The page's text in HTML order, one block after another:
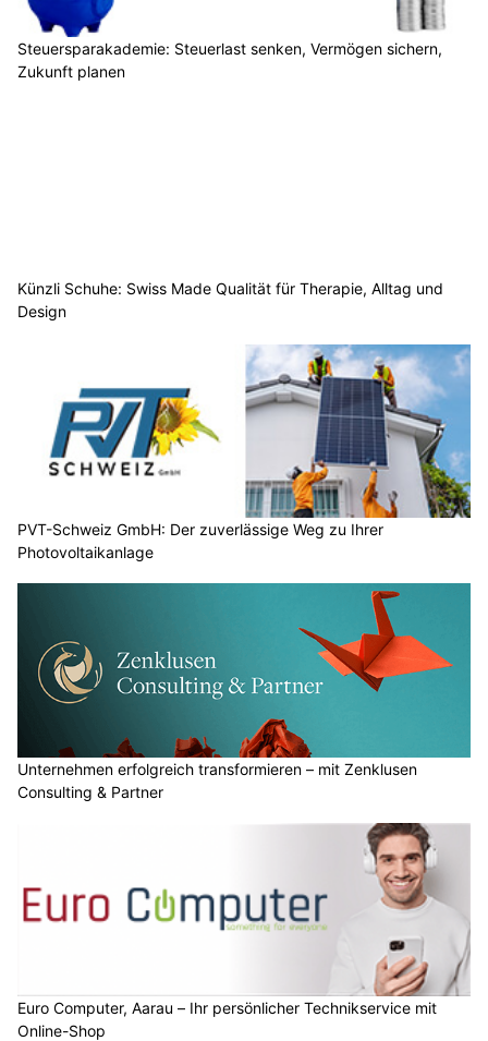
Steuersparakademie: Steuerlast senken, Vermögen sichern,
Zukunft planen
Künzli Schuhe: Swiss Made Qualität für Therapie, Alltag und
Design
PVT-Schweiz GmbH: Der zuverlässige Weg zu Ihrer
Photovoltaikanlage
Unternehmen erfolgreich transformieren – mit Zenklusen
Consulting & Partner
Euro Computer, Aarau – Ihr persönlicher Technikservice mit
Online-Shop